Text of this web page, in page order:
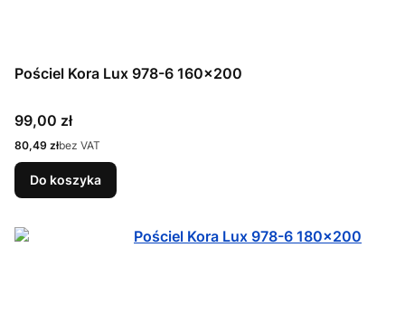
Pościel Kora Lux 978-6 160x200
Cena
99,00 zł
Cena
80,49 złbez VAT
Do koszyka